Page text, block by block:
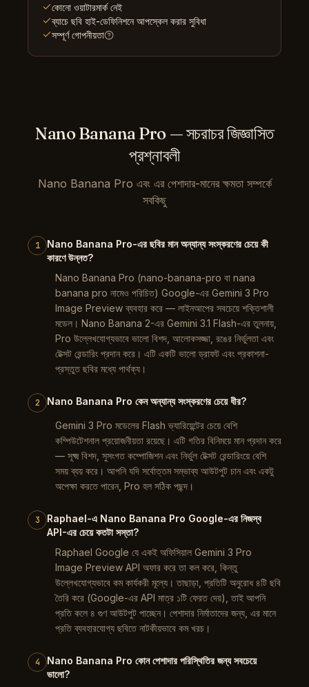
কোনো ওয়াটারমার্ক নেই
ব্যাচে ছবি হাই-ডেফিনিশনে আপস্কেল করার সুবিধা
সম্পূর্ণ গোপনীয়তা
Nano Banana Pro — সচরাচর জিজ্ঞাসিত
প্রশ্নাবলী
Nano Banana Pro এবং এর পেশাদার-মানের ক্ষমতা সম্পর্কে
সবকিছু
1
Nano Banana Pro-এর ছবির মান অন্যান্য সংস্করণের চেয়ে কী
কারণে উন্নত?
Nano Banana Pro (nano-banana-pro বা nana
banana pro নামেও পরিচিত) Google-এর Gemini 3 Pro
Image Preview ব্যবহার করে — লাইনআপের সবচেয়ে শক্তিশালী
মডেল। Nano Banana 2-এর Gemini 3.1 Flash-এর তুলনায়,
Pro উল্লেখযোগ্যভাবে ভালো বিশদ, আলোকসজ্জা, রঙের নির্ভুলতা এবং
টেক্সট রেন্ডারিং প্রদান করে। এটি একটি ভালো ড্রাফট এবং প্রকাশনা-
প্রস্তুত ছবির মধ্যে পার্থক্য।
2 Nano Banana Pro কেন অন্যান্য সংস্করণের চেয়ে ধীর?
Gemini 3 Pro মডেলের Flash ভ্যারিয়েন্টের চেয়ে বেশি
কম্পিউটেশনাল প্রয়োজনীয়তা রয়েছে। এটি গতির বিনিময়ে মান প্রদান করে
— সূক্ষ্ম বিশদ, সুসংগত কম্পোজিশন এবং নির্ভুল টেক্সট রেন্ডারিংয়ে বেশি
সময় ব্যয় করে। আপনি যদি সর্বোত্তম সম্ভাব্য আউটপুট চান এবং একটু
অপেক্ষা করতে পারেন, Pro হল সঠিক পছন্দ।
3
Raphael-এ Nano Banana Pro Google-এর নিজস্ব
API-এর চেয়ে কতটা সস্তা?
Raphael Google যে একই অফিসিয়াল Gemini 3 Pro
Image Preview API অফার করে তা কল করে, কিন্তু
উল্লেখযোগ্যভাবে কম কার্যকরী মূল্যে। তাছাড়া, প্রতিটি অনুরোধ ৪টি ছবি
তৈরি করে (Google-এর API মাত্র ১টি ফেরত দেয়), তাই আপনি
প্রতি কলে ৪ গুণ আউটপুট পাচ্ছেন। পেশাদার নির্মাতাদের জন্য, এর মানে
প্রতি ব্যবহারযোগ্য ছবিতে নাটকীয়ভাবে কম খরচ।
4
Nano Banana Pro কোন পেশাদার পরিস্থিতির জন্য সবচেয়ে
ভালো?